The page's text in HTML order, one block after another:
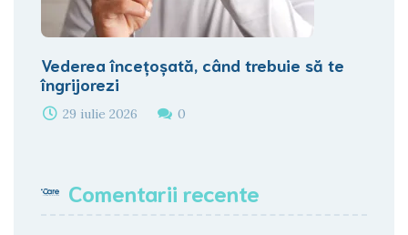
Vederea încețoșată, când trebuie să te
îngrijorezi
29 iulie 2026 0
Comentarii recente